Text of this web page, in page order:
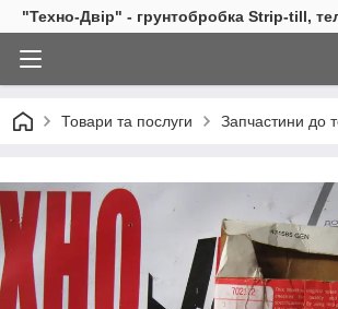
"Техно-Двір" - грунтобробка Strip-till,
Товари та послуги Запчастини до